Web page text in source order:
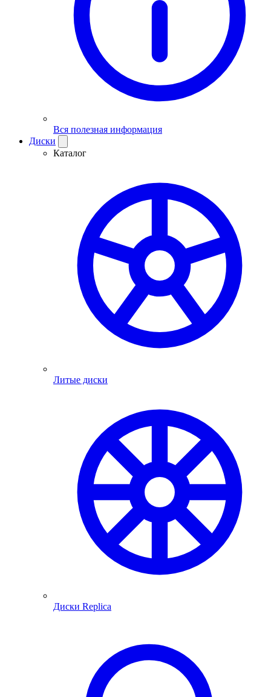
Вся полезная информация
Диски
Каталог
Литые диски
Диски Replica